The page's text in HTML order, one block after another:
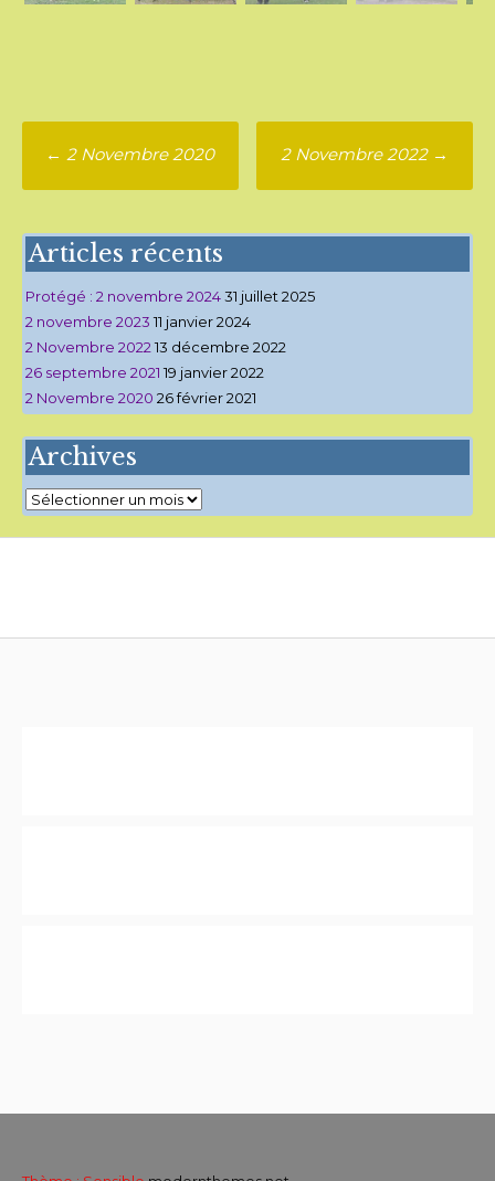
Poste
navigation
← 2 Novembre 2020 2 Novembre 2022 →
Articles récents
Protégé : 2 novembre 202431 juillet 2025
2 novembre 2023 11 janvier 2024
2 Novembre 2022 13 décembre 2022
26 septembre 2021 19 janvier 2022
2 Novembre 2020 26 février 2021
Archives
Archives